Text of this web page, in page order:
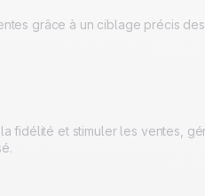
grâce à un ciblage précis
fidélité et stimuler les ventes,